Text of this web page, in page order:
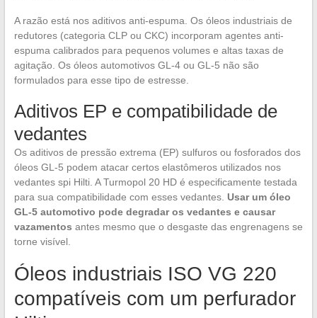
A razão está nos aditivos anti-espuma. Os óleos industriais de
redutores (categoria CLP ou CKC) incorporam agentes anti-
espuma calibrados para pequenos volumes e altas taxas de
agitação. Os óleos automotivos GL-4 ou GL-5 não são
formulados para esse tipo de estresse.
Aditivos EP e compatibilidade de
vedantes
Os aditivos de pressão extrema (EP) sulfuros ou fosforados dos
óleos GL-5 podem atacar certos elastômeros utilizados nos
vedantes spi Hilti. A Turmopol 20 HD é especificamente testada
para sua compatibilidade com esses vedantes. Usar um óleo
GL-5 automotivo pode degradar os vedantes e causar
vazamentos antes mesmo que o desgaste das engrenagens se
torne visível.
Óleos industriais ISO VG 220
compatíveis com um perfurador